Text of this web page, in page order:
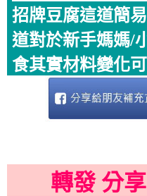
招牌豆腐這道簡
道對於新手媽媽/
食其實材料變化
轉發 分